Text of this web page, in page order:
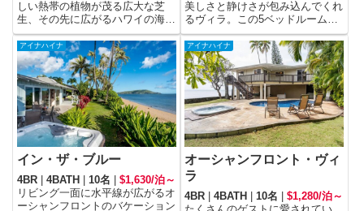
しい熱帯の植物が茂る広大な芝
生、その先に広がるハワイの海。
まるで家にプライベートの公園が
付いているかのような、これほど
の開放感がある物件はオアフ島の
南岸では珍しいかもしれません。
美しさと静けさが包み込んでくれ
るヴィラ。この5ベッドルームの
オーシャンフロントの別荘で、家
族や友人と忘れられない思い出を
作ることができるでしょう。
アイナハイナ
イン・ザ・ブルー
4BR 4BATH 10名
$1,630/泊～
リビング一面に水平線が広がるオ
ーシャンフロントのバケーション
アイナハイナ
オーシャンフロント・ヴィ
ラ
4BR| 4BATH 10名
$1,280/泊～